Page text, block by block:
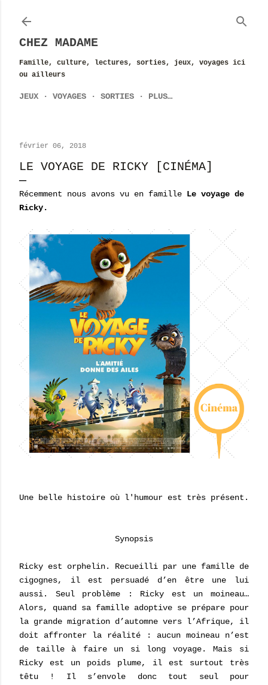
CHEZ MADAME
Famille, culture, lectures, sorties, jeux, voyages ici
ou ailleurs
JEUX VOYAGES SORTIES PLUS…
février 06, 2018
LE VOYAGE DE RICKY [CINÉMA]
Récemment nous avons vu en famille Le voyage de
Ricky.
Une belle histoire où l'humour est très présent.
Synopsis
Ricky est orphelin. Recueilli par une famille de
cigognes, il est persuadé d’en être une lui
aussi. Seul problème : Ricky est un moineau…
Alors, quand sa famille adoptive se prépare pour
la grande migration d’automne vers l’Afrique, il
doit affronter la réalité : aucun moineau n’est
de taille à faire un si long voyage. Mais si
Ricky est un poids plume, il est surtout très
têtu ! Il s’envole donc tout seul pour